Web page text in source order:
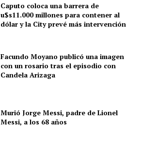
Caputo coloca una barrera de
u$s11.000 millones para contener al
dólar y la City prevé más intervención
Facundo Moyano publicó una imagen
con un rosario tras el episodio con
Candela Arizaga
Murió Jorge Messi, padre de Lionel
Messi, a los 68 años